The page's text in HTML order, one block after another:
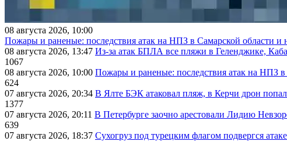
08 августа 2026, 10:00
Пожары и раненые: последствия атак на НПЗ в Самарской области и
08 августа 2026, 13:47 Из-за атак БПЛА все пляжи в Геленджике,
1067
08 августа 2026, 10:00 Пожары и раненые: последствия атак на НПЗ
624
07 августа 2026, 20:34 В Ялте БЭК атаковал пляж, в Керчи дрон
1377
07 августа 2026, 20:11 В Петербурге заочно арестовали Лидию
639
07 августа 2026, 18:37 Сухогруз под турецким флагом подвергся